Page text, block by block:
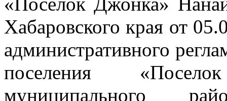
Хабаровского края от
административного
поселения
муниципального